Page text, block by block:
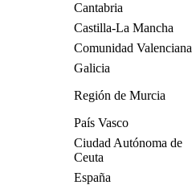
Cantabria
Castilla-La Mancha
Comunidad Valenciana
Galicia
Región de Murcia
País Vasco
Ciudad Autónoma de
Ceuta
España